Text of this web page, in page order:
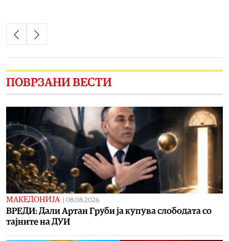
ПОВРЗАНИ ВЕСТИ
МАКЕДОНИЈА 08.08.2026
ВРЕДИ: Дали Артан Груби ја купува слободата со
тајните на ДУИ